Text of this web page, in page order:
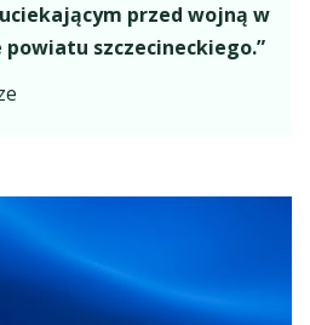
przed wojną w
szczecineckiego.”